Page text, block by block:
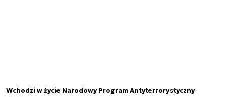
Wchodzi w życie Narodowy Program Antyterrorystyczny